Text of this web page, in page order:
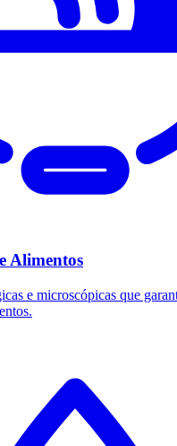
Alimentos
e microscópicas que